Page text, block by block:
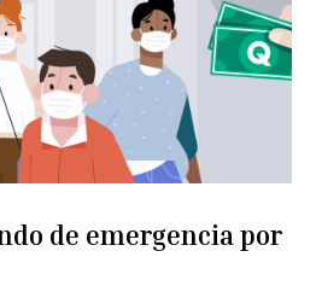
de emergencia por